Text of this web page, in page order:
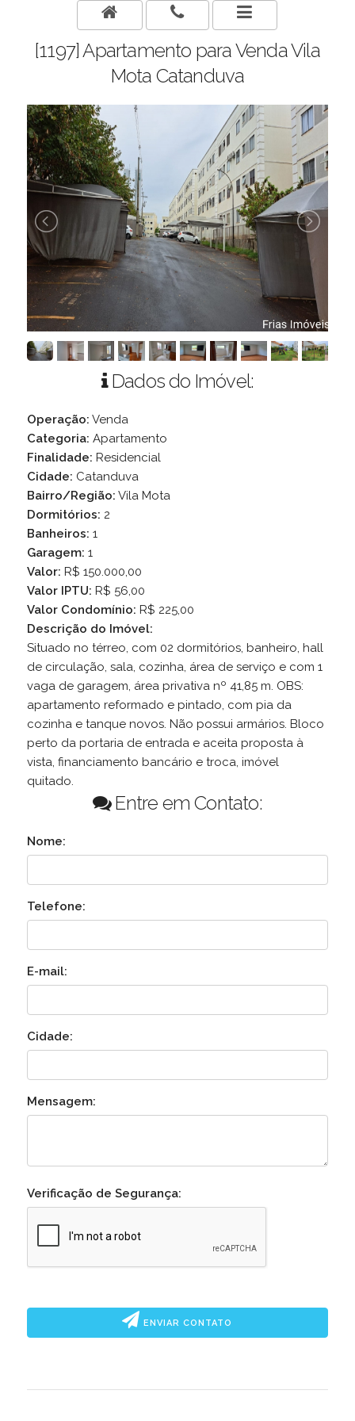
[1197] Apartamento para Venda Vila
Mota Catanduva
Dados do Imóvel:
Operação: Venda
Categoria: Apartamento
Finalidade: Residencial
Cidade: Catanduva
Bairro/Região: Vila Mota
Dormitórios: 2
Banheiros: 1
Garagem: 1
Valor: R$ 150.000,00
Valor IPTU: R$ 56,00
Valor Condomínio: R$ 225,00
Descrição do Imóvel:
Situado no térreo, com 02 dormitórios, banheiro, hall
de circulação, sala, cozinha, área de serviço e com 1
vaga de garagem, área privativa nº 41,85 m. OBS:
apartamento reformado e pintado, com pia da
cozinha e tanque novos. Não possui armários. Bloco
perto da portaria de entrada e aceita proposta à
vista, financiamento bancário e troca, imóvel
quitado.
Entre em Contato:
Nome:
Telefone:
E-mail:
Cidade:
Mensagem:
Verificação de Segurança:
ENVIAR CONTATO